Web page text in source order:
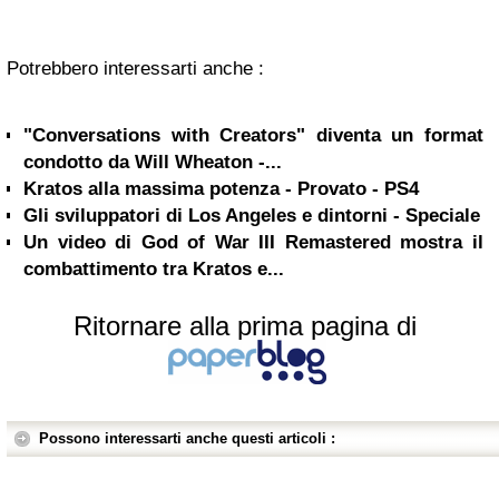
Potrebbero interessarti anche :
"Conversations with Creators" diventa un format
condotto da Will Wheaton -...
Kratos alla massima potenza - Provato - PS4
Gli sviluppatori di Los Angeles e dintorni - Speciale
Un video di God of War III Remastered mostra il
combattimento tra Kratos e...
Ritornare alla prima pagina di
Possono interessarti anche questi articoli :